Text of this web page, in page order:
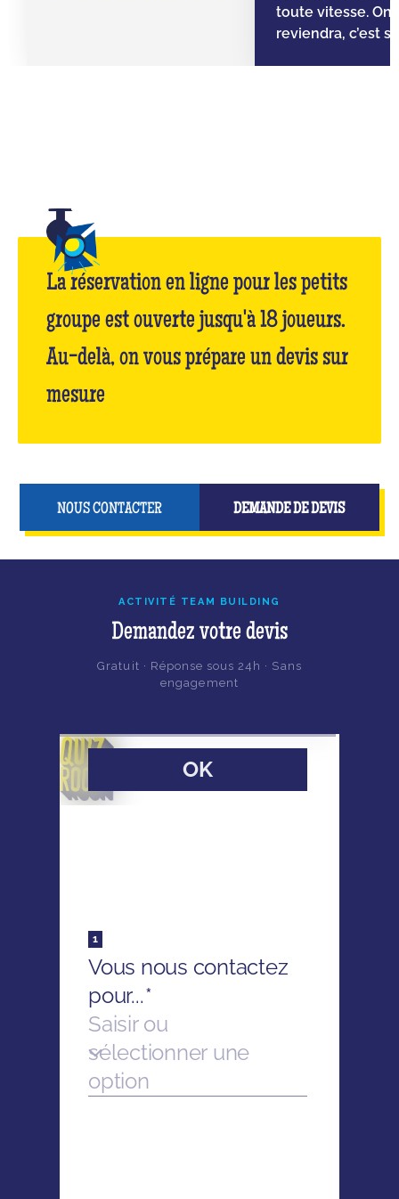
toute vitesse. On
reviendra, c’est
La réservation en ligne pour les petits
groupe est ouverte jusqu'à 18 joueurs.
Au-delà, on vous prépare un devis sur
mesure
NOUS CONTACTER DEMANDE DE DEVIS
ACTIVITÉ TEAM BUILDING
Demandez votre devis
Gratuit · Réponse sous 24h · Sans
engagement